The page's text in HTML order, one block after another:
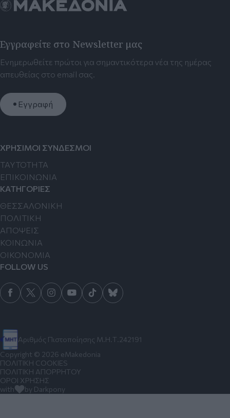
Εγγραφείτε στο Newsletter μας
Ενημερωθείτε πρώτοι για σημαντικότερα νέα της ημέρας
απευθείας στο email σας.
Εγγραφή
Αριθμός Πιστοποίησης Μ.Η.Τ.242191
ΧΡΗΣΙΜΟΙ ΣΥΝΔΕΣΜΟΙ
TAYTOTHTA
ΕΠΙΚΟΙΝΩΝΙΑ
ΚΑΤΗΓΟΡΙΕΣ
ΘΕΣΣΑΛΟΝΙΚΗ
ΠΟΛΙΤΙΚΗ
ΑΠΟΨΕΙΣ
ΚΟΙΝΩΝΙΑ
ΟΙΚΟΝΟΜΙΑ
FOLLOW US
Copyright © 2026 eMakedonia
ΠΟΛΙΤΙΚΗ COOKIES
ΠΟΛΙΤΙΚΗ ΑΠΟΡΡΗΤΟΥ
ΟΡΟΙ ΧΡΗΣΗΣ
with
by Darkpony